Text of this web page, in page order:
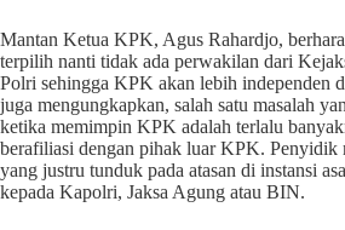
Mantan Ketua KPK, Agus Rahardjo,
terpilih nanti tidak ada perwakilan dari
Polri sehingga KPK akan lebih independen
juga mengungkapkan, salah satu masalah
ketika memimpin KPK adalah terlalu
berafiliasi dengan pihak luar KPK. Penyidik
yang justru tunduk pada atasan di instansi
kepada Kapolri, Jaksa Agung atau BIN.